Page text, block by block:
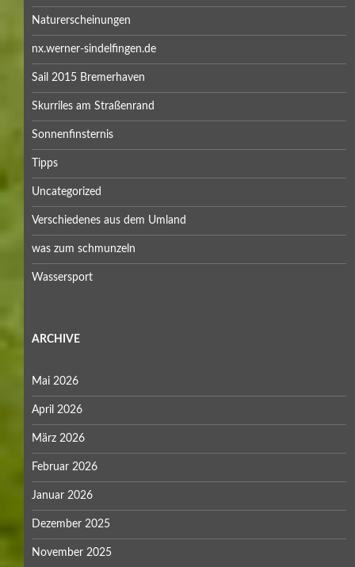
Naturerscheinungen
nx.werner-sindelfingen.de
Sail 2015 Bremerhaven
Skurriles am Straßenrand
Sonnenfinsternis
Tipps
Uncategorized
Verschiedenes aus dem Umland
was zum schmunzeln
Wassersport
ARCHIVE
Mai 2026
April 2026
März 2026
Februar 2026
Januar 2026
Dezember 2025
November 2025